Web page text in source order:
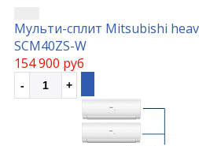
Мульти-сплит Mitsubishi
SCM40ZS-W
154 900 руб